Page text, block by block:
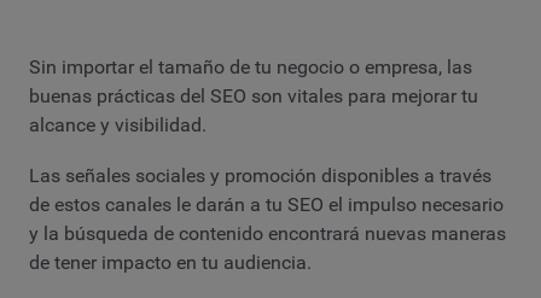
Sin importar el tamaño de tu negocio o empresa, las
buenas prácticas del SEO son vitales para mejorar tu
alcance y visibilidad.
Las señales sociales y promoción disponibles a través
de estos canales le darán a tu SEO el impulso necesario
y la búsqueda de contenido encontrará nuevas maneras
de tener impacto en tu audiencia.